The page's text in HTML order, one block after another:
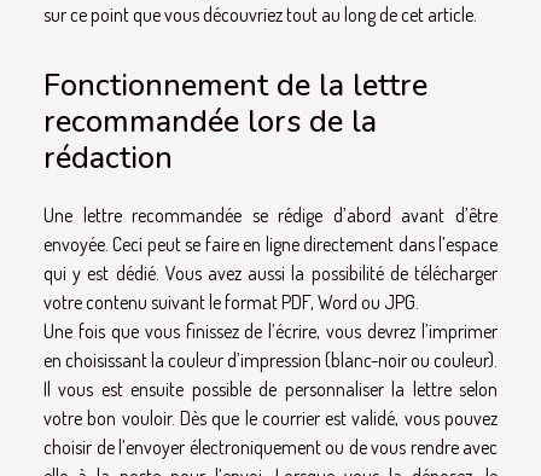
sur ce point que vous découvriez tout au long de cet article.
Fonctionnement de la lettre
recommandée lors de la
rédaction
Une lettre recommandée se rédige d’abord avant d’être
envoyée. Ceci peut se faire en ligne directement dans l’espace
qui y est dédié. Vous avez aussi la possibilité de télécharger
votre contenu suivant le format PDF, Word ou JPG.
Une fois que vous finissez de l’écrire, vous devrez l’imprimer
en choisissant la couleur d’impression (blanc-noir ou couleur).
Il vous est ensuite possible de personnaliser la lettre selon
votre bon vouloir. Dès que le courrier est validé, vous pouvez
choisir de l’envoyer électroniquement ou de vous rendre avec